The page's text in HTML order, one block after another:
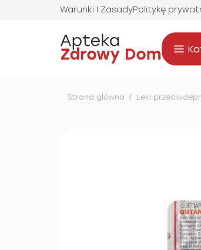
Warunki I ZasadyPolitykę
Strona główna / Leki